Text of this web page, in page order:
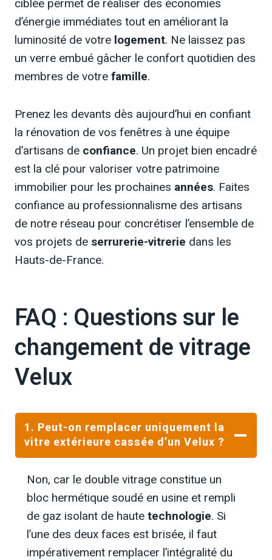
ciblée permet de réaliser des économies
d’énergie immédiates tout en améliorant la
luminosité de votre logement. Ne laissez pas
un verre embué gâcher le confort quotidien des
membres de votre famille.
Prenez les devants dès aujourd’hui en confiant
la rénovation de vos fenêtres à une équipe
d’artisans de confiance. Un projet bien encadré
est la clé pour valoriser votre patrimoine
immobilier pour les prochaines années. Faites
confiance au professionnalisme des artisans
de notre réseau pour concrétiser l’ensemble de
vos projets de serrurerie-vitrerie dans les
Hauts-de-France.
FAQ : Questions sur le
changement de vitrage
Velux
1. Peut-on remplacer uniquement la
vitre extérieure cassée d’un Velux ?
Non, car le double vitrage constitue un
bloc hermétique soudé en usine et rempli
de gaz isolant de haute technologie. Si
l’une des deux faces est brisée, il faut
impérativement remplacer l’intégralité du